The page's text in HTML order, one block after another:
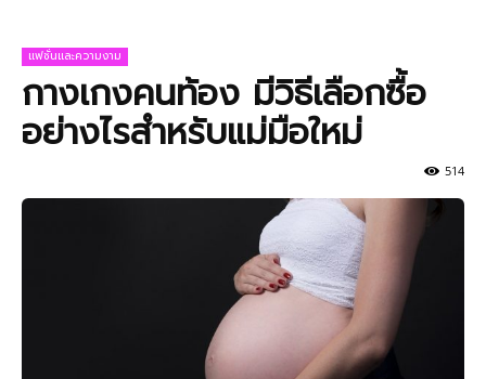
แฟชั่นและความงาม
กางเกงคนท้อง มีวิธีเลือกซื้อ
อย่างไรสำหรับแม่มือใหม่
514